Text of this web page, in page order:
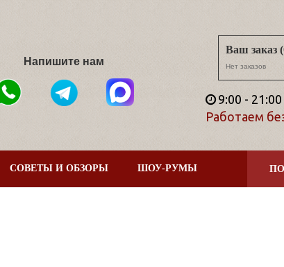
Напишите нам
Ваш заказ
Нет заказов
9:00 - 21:00
Работаем
СОВЕТЫ И ОБЗОРЫ ШОУ-РУМЫ